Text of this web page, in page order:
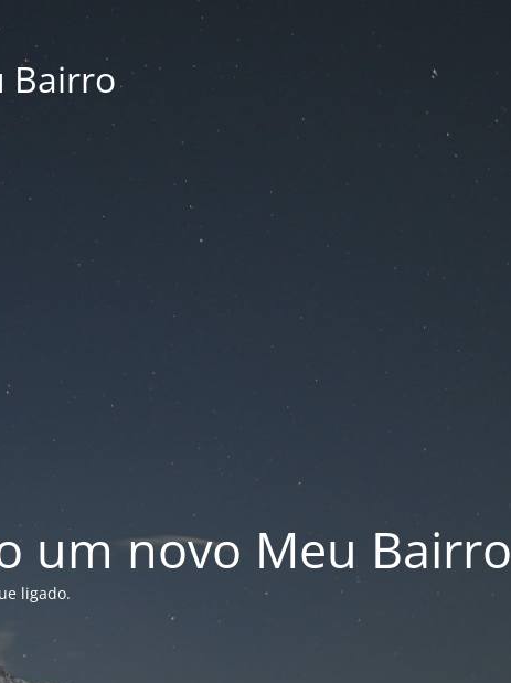
Bairro
um novo Meu Bairro
ligado.